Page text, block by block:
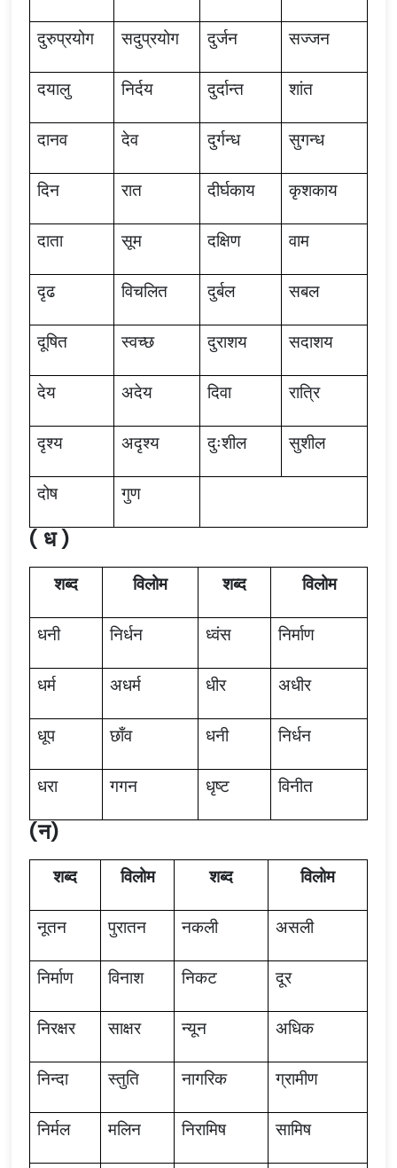
दुरुप्रयोग सदुप्रयोग दुर्जन सज्जन
दयालु निर्दय दुर्दान्त शांत
दानव देव दुर्गन्ध सुगन्ध
दिन रात दीर्घकाय कृशकाय
दाता सूम दक्षिण वाम
दृढ विचलित दुर्बल सबल
दूषित स्वच्छ दुराशय सदाशय
देय अदेय दिवा रात्रि
दृश्य अदृश्य दुःशील सुशील
दोष गुण
( ध )
शब्द विलोम शब्द विलोम
धनी निर्धन ध्वंस निर्माण
धर्म अधर्म धीर अधीर
धूप छाँव धनी निर्धन
धरा गगन धृष्ट विनीत
(न)
शब्द विलोम शब्द विलोम
नूतन पुरातन नकली असली
निर्माण विनाश निकट दूर
निरक्षर साक्षर न्यून अधिक
निन्दा स्तुति नागरिक ग्रामीण
निर्मल मलिन निरामिष सामिष